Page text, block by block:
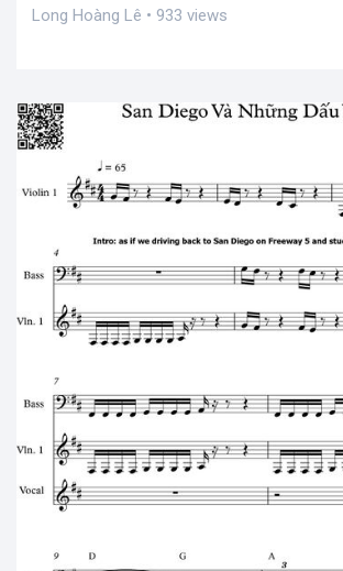
Long Hoàng Lê • 933 views